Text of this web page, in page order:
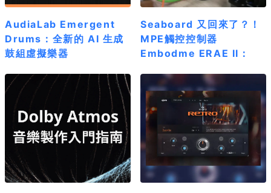
AudiaLab Emergent
Drums：全新的 AI 生成
鼓組虛擬樂器
Seaboard 又回來了？！
MPE觸控控制器
Embodme ERAE II：